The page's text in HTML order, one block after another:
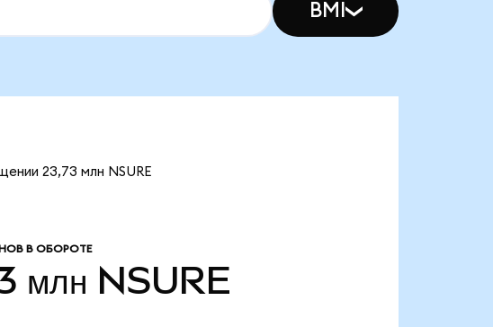
BMI
23,73 млн NSURE
В ОБОРОТЕ
млн NSURE